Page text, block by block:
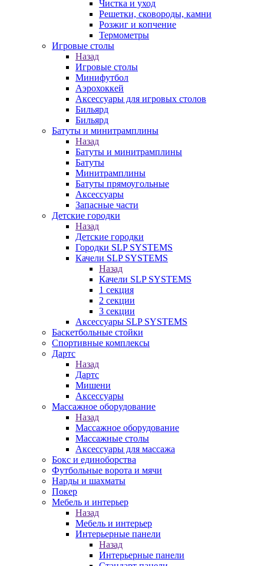
Чистка и уход
Решетки, сковороды, камни
Розжиг и копчение
Термометры
Игровые столы
Назад
Игровые столы
Минифутбол
Аэрохоккей
Аксессуары для игровых столов
Бильяpд
Бильяpд
Батуты и минитрамплины
Назад
Батуты и минитрамплины
Батуты
Минитрамплины
Батуты прямоугольные
Аксессуары
Запасные части
Детские городки
Назад
Детские городки
Городки SLP SYSTEMS
Качели SLP SYSTEMS
Назад
Качели SLP SYSTEMS
1 секция
2 секции
3 секции
Аксессуары SLP SYSTEMS
Баскетбольные стойки
Спортивные комплексы
Дартс
Назад
Дартс
Мишени
Аксессуары
Массажное оборудование
Назад
Массажное оборудование
Массажные столы
Аксессуары для массажа
Бокс и единоборства
Футбольные ворота и мячи
Нарды и шахматы
Покер
Мебель и интерьер
Назад
Мебель и интерьер
Интерьерные панели
Назад
Интерьерные панели